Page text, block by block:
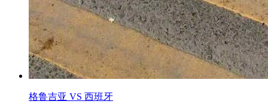
格鲁吉亚 VS 西班牙